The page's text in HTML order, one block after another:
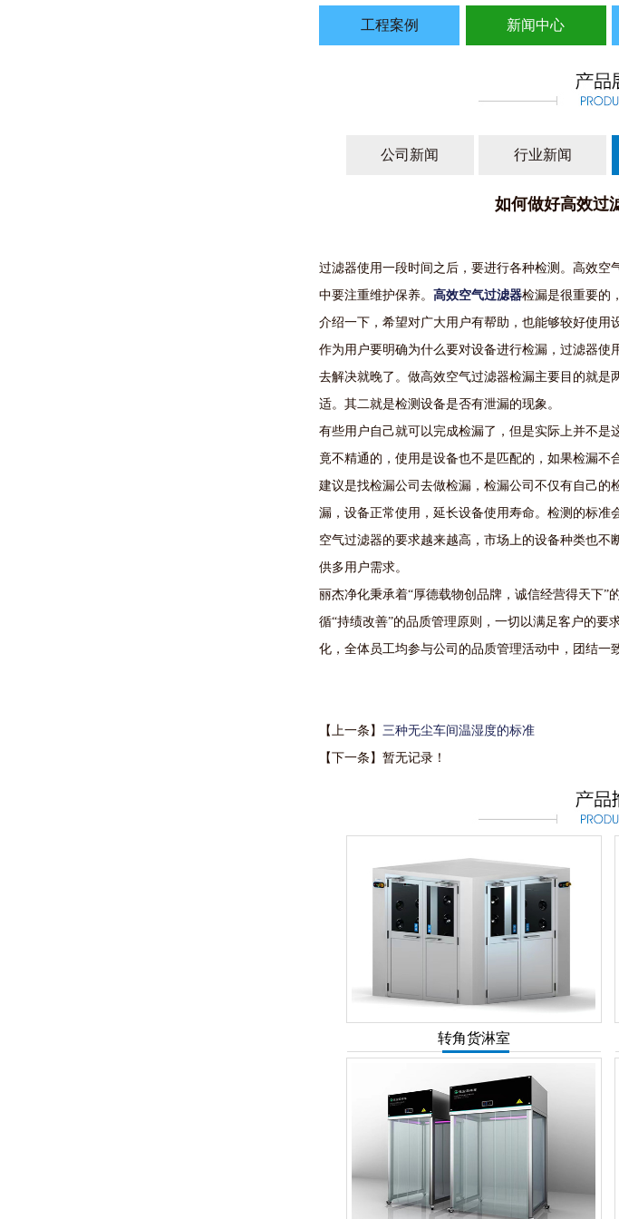
工程案例 新闻中心
公司新闻 行业新闻
如何做好高效过
过滤器使用一段时间之后，要进行各种检测。高效
中要注重维护保养。 高效空气过滤器检漏是很重要的
介绍一下，希望对广大用户有帮助，也能够较好使用
作为用户要明确为什么要对设备进行检漏，过滤器
去解决就晚了。做高效空气过滤器检漏主要目的就是
适。其二就是检测设备是否有泄漏的现象。
有些用户自己就可以完成检漏了，但是实际上并不
竟不精通的，使用是设备也不是匹配的，如果检漏不
建议是找检漏公司去做检漏，检漏公司不仅有自己
漏，设备正常使用，延长设备使用寿命。检测的标
空气过滤器的要求越来越高，市场上的设备种类也
供多用户需求。
丽杰净化秉承着“厚德载物创品牌，诚信经营得天下”
循“持绩改善”的品质管理原则，一切以满足客户的要
化，全体员工均参与公司的品质管理活动中，团结一
【上一条】 三种无尘车间温湿度的标准
【下一条】暂无记录！
转角货淋室